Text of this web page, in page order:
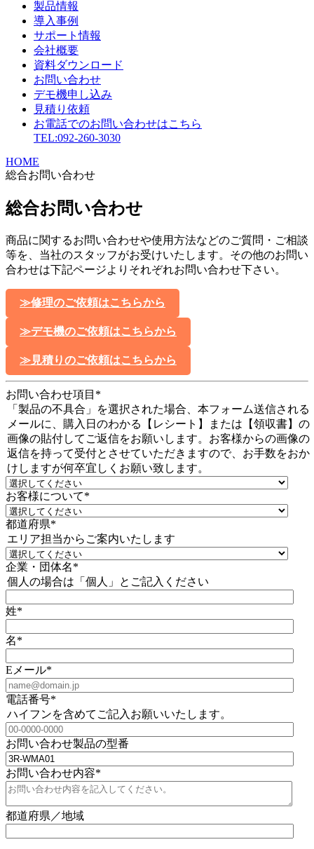
製品情報
導入事例
サポート情報
会社概要
資料ダウンロード
お問い合わせ
デモ機申し込み
見積り依頼
お電話でのお問い合わせはこちら
TEL:092-260-3030
HOME
総合お問い合わせ
総合お問い合わせ
商品に関するお問い合わせや使用方法などのご質問・ご相談
等を、当社のスタッフがお受けいたします。その他のお問い
合わせは下記ページよりそれぞれお問い合わせ下さい。
≫修理のご依頼はこちらから
≫デモ機のご依頼はこちらから
≫見積りのご依頼はこちらから
お問い合わせ項目 *
「製品の不具合」を選択された場合、本フォーム送信される
メールに、購入日のわかる【レシート】または【領収書】の
画像の貼付してご返信をお願いします。お客様からの画像の
返信を持って受付とさせていただきますので、お手数をおか
けしますが何卒宜しくお願い致します。
お客様について*
都道府県*
エリア担当からご案内いたします
企業・団体名*
個人の場合は「個人」とご記入ください
姓*
名*
Eメール*
電話番号*
ハイフンを含めてご記入お願いいたします。
お問い合わせ製品の型番
お問い合わせ内容*
都道府県／地域